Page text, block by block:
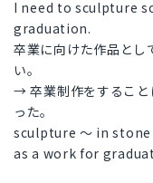
I need to sculpture
graduation.
卒業に向けた作品とし
い。
→ 卒業制作をすること
った。
sculpture ～ in stone
as a work for